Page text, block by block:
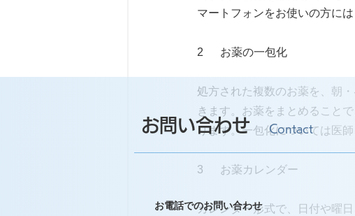
マートフォンをお使いの方に
2      お薬の一包化
処方された複数のお薬を、朝
きます。お薬をまとめること
ります。一包化については医
3      お薬カレンダー
カレンダー形式で、日付や曜
お問い合わせ Contact
お電話でのお問い合わせ